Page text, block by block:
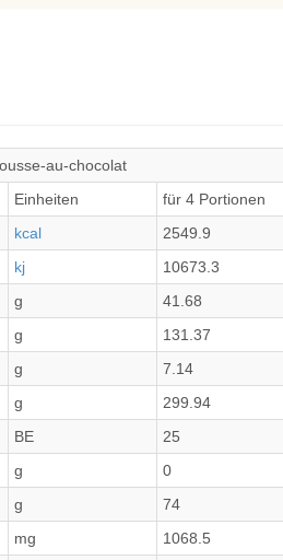
au-chocolat
Einheiten für 4 Portionen
kcal 2549.9
kj 10673.3
g 41.68
g 131.37
g 7.14
g 299.94
BE 25
g 0
g 74
mg 1068.5